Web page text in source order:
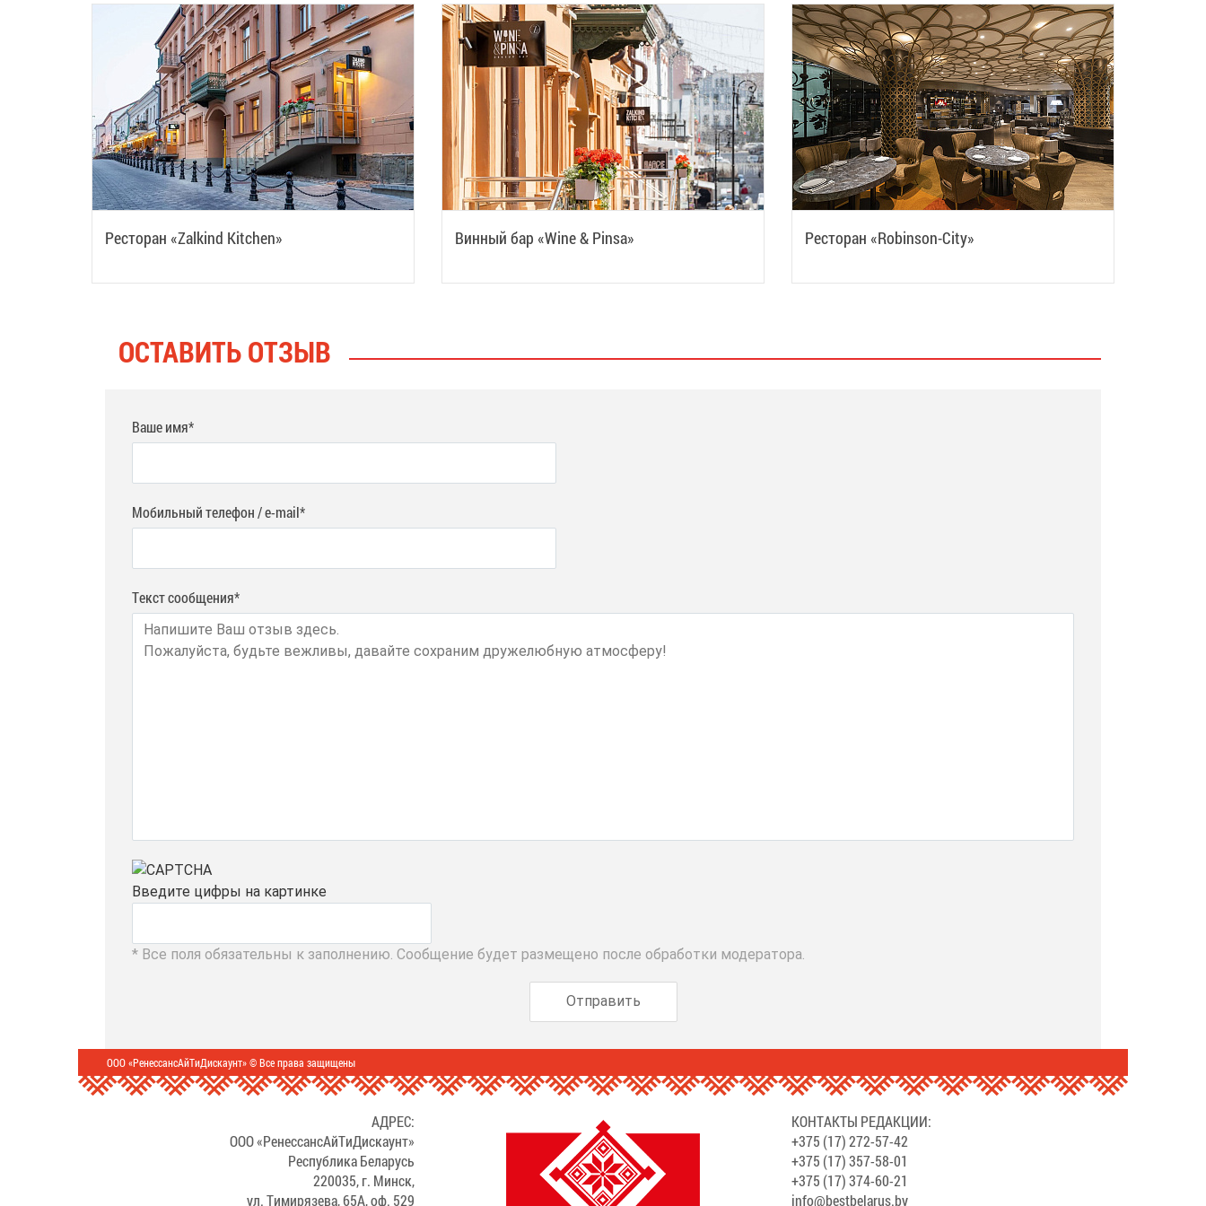
Ресторан «Zalkind Kitchen» Винный бар «Wine & Pinsa» Ресторан «Robinson-Сity»
ОСТАВИТЬ ОТЗЫВ
Ваше имя*
Мобильный телефон / e-mail*
Текст сообщения*
Введите цифры на картинке
* Все поля обязательны к заполнению. Сообщение будет размещено после обработки модератора.
ООО «РенессансАйТиДискаунт» © Все права защищены
АДРЕС:
ООО «РенессансАйТиДискаунт»
Республика Беларусь
220035, г. Минск,
ул. Тимирязева, 65А, оф. 529
КОНТАКТЫ РЕДАКЦИИ:
+375 (17) 272-57-42
+375 (17) 357-58-01
+375 (17) 374-60-21
info@bestbelarus.by